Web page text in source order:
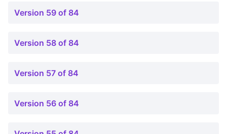
Version 59 of 84
Version 58 of 84
Version 57 of 84
Version 56 of 84